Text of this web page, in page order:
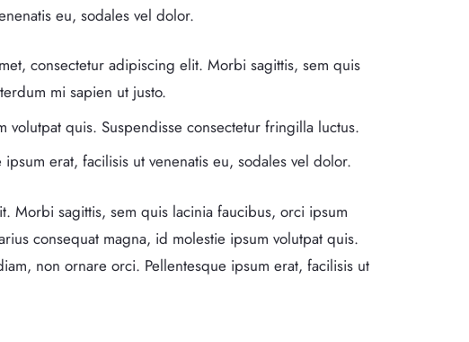
eu, sodales vel dolor.
consectetur adipiscing elit. Morbi sagittis, sem quis
mi sapien ut justo.
volutpat quis. Suspendisse consectetur fringilla luctus.
erat, facilisis ut venenatis eu, sodales vel dolor.
Morbi sagittis, sem quis lacinia faucibus, orci ipsum
consequat magna, id molestie ipsum volutpat quis.
non ornare orci. Pellentesque ipsum erat, facilisis ut